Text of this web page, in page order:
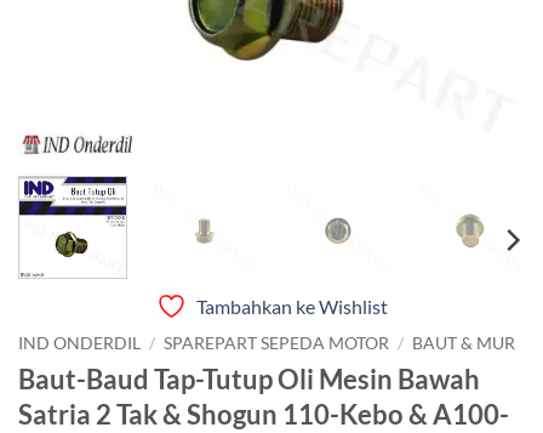
Tambahkan ke Wishlist
IND ONDERDIL / SPAREPART SEPEDA MOTOR / BAUT & MUR
Baut-Baud Tap-Tutup Oli Mesin Bawah
Satria 2 Tak & Shogun 110-Kebo & A100-